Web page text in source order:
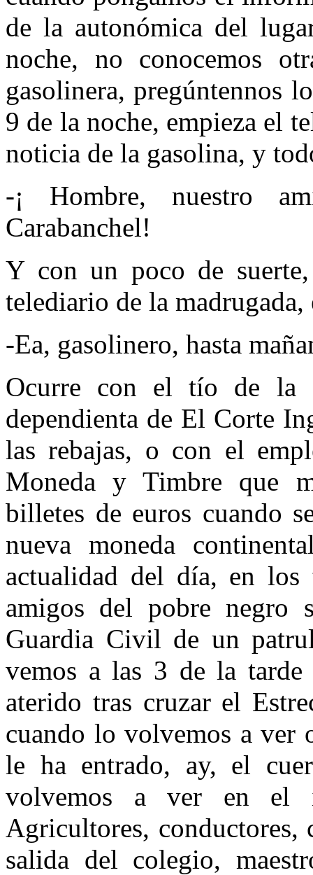
de la autonómica del
noche, no conocemos
gasolinera, pregúntennos
9 de la noche, empieza el
noticia de la gasolina, y
-¡ Hombre, nuestro
Carabanchel!
Y con un poco de
telediario de la
-Ea, gasolinero, hasta
Ocurre con el tío de la
dependienta de El Corte
las rebajas, o con el
Moneda y Timbre que
billetes de euros cuando
nueva moneda
actualidad del día, en los
amigos del pobre negro
Guardia Civil de un
vemos a las 3 de la
aterido tras cruzar el
cuando lo volvemos a ver
le ha entrado, ay, el
volvemos a ver en el
Agricultores, conductores,
salida del colegio,